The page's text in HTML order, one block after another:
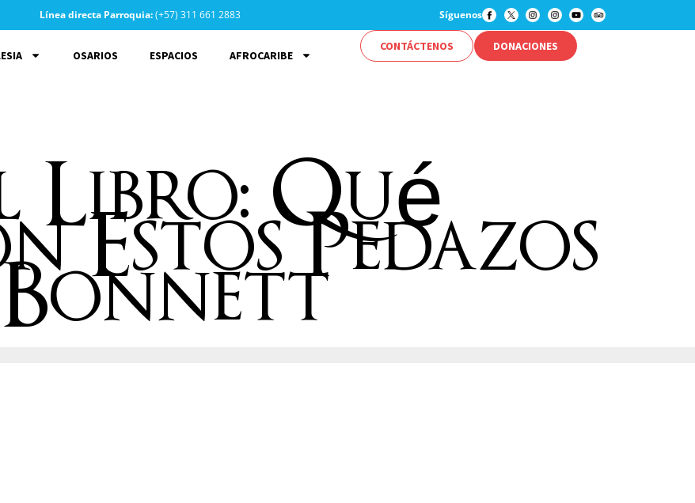
Línea directa Parroquia:(+57) 311 661 2883 Síguenos
OSARIOS ESPACIOS AFROCARIBE
CONTÁCTENOS DONACIONES
Libro: Qué
Estos Pedazos
Bonnett